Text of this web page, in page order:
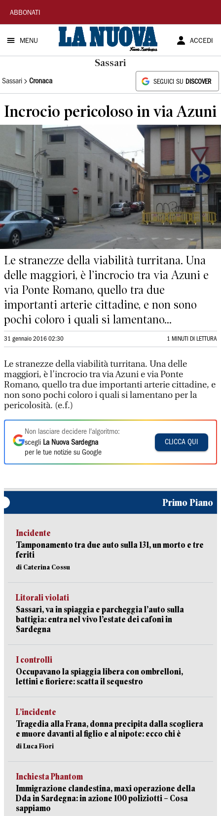
La
Nuova
Sardegna
ABBONATI
MENU ACCEDI
Sassari
Sassari Cronaca SEGUICI SU DISCOVER
Incrocio pericoloso in via Azuni
Le stranezze della viabilità turritana. Una
delle maggiori, è l’incrocio tra via Azuni e
via Ponte Romano, quello tra due
importanti arterie cittadine, e non sono
pochi coloro i quali si lamentano...
31 gennaio 2016 02:30 1 MINUTI DI LETTURA
Le stranezze della viabilità turritana. Una delle
maggiori, è l’incrocio tra via Azuni e via Ponte
Romano, quello tra due importanti arterie cittadine, e
non sono pochi coloro i quali si lamentano per la
pericolosità. (e.f.)
Non lasciare decidere l'algoritmo:
scegli La Nuova Sardegna
per le tue notizie su Google
CLICCA QUI
Primo Piano
Incidente
Tamponamento tra due auto sulla 131, un morto e tre
feriti
di Caterina Cossu
Litorali violati
Sassari, va in spiaggia e parcheggia l’auto sulla
battigia: entra nel vivo l’estate dei cafoni in
Sardegna
I controlli
Occupavano la spiaggia libera con ombrelloni,
lettini e fioriere: scatta il sequestro
L’incidente
Tragedia alla Frana, donna precipita dalla scogliera
e muore davanti al figlio e al nipote: ecco chi è
di Luca Fiori
Inchiesta Phantom
Immigrazione clandestina, maxi operazione della
Dda in Sardegna: in azione 100 poliziotti – Cosa
sappiamo